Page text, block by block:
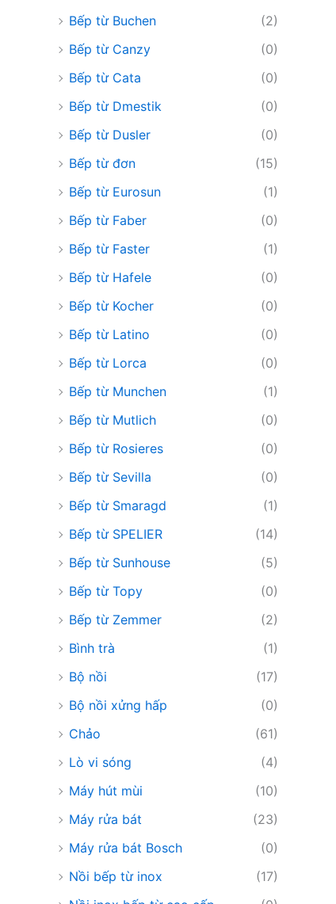
Bếp từ Buchen
(2)
Bếp từ Canzy
(0)
Bếp từ Cata
(0)
Bếp từ Dmestik
(0)
Bếp từ Dusler
(0)
Bếp từ đơn
(15)
Bếp từ Eurosun
(1)
Bếp từ Faber
(0)
Bếp từ Faster
(1)
Bếp từ Hafele
(0)
Bếp từ Kocher
(0)
Bếp từ Latino
(0)
Bếp từ Lorca
(0)
Bếp từ Munchen
(1)
Bếp từ Mutlich
(0)
Bếp từ Rosieres
(0)
Bếp từ Sevilla
(0)
Bếp từ Smaragd
(1)
Bếp từ SPELIER
(14)
Bếp từ Sunhouse
(5)
Bếp từ Topy
(0)
Bếp từ Zemmer
(2)
Bình trà
(1)
Bộ nồi
(17)
Bộ nồi xửng hấp
(0)
Chảo
(61)
Lò vi sóng
(4)
Máy hút mùi
(10)
Máy rửa bát
(23)
Máy rửa bát Bosch
(0)
Nồi bếp từ inox
(17)